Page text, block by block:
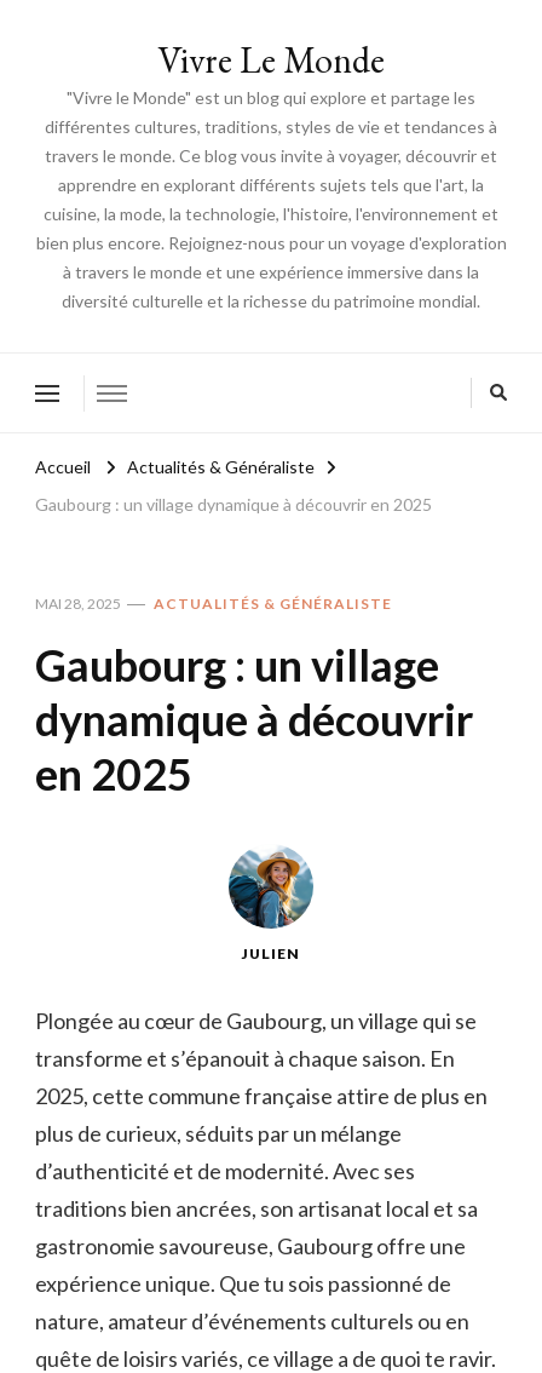
Vivre Le Monde
"Vivre le Monde" est un blog qui explore et partage les
différentes cultures, traditions, styles de vie et tendances à
travers le monde. Ce blog vous invite à voyager, découvrir et
apprendre en explorant différents sujets tels que l'art, la
cuisine, la mode, la technologie, l'histoire, l'environnement et
bien plus encore. Rejoignez-nous pour un voyage d'exploration
à travers le monde et une expérience immersive dans la
diversité culturelle et la richesse du patrimoine mondial.
Accueil
Actualités & Généraliste
Gaubourg : un village dynamique à découvrir en 2025
MAI 28, 2025 ACTUALITÉS & GÉNÉRALISTE
Gaubourg : un village
dynamique à découvrir
en 2025
JULIEN
Plongée au cœur de Gaubourg, un village qui se
transforme et s’épanouit à chaque saison. En
2025, cette commune française attire de plus en
plus de curieux, séduits par un mélange
d’authenticité et de modernité. Avec ses
traditions bien ancrées, son artisanat local et sa
gastronomie savoureuse, Gaubourg offre une
expérience unique. Que tu sois passionné de
nature, amateur d’événements culturels ou en
quête de loisirs variés, ce village a de quoi te ravir.